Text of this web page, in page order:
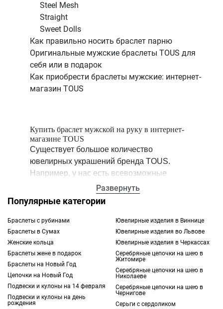
Steel Mesh
Straight
Sweet Dolls
Как правильно носить браслет парню
Оригинальные мужские браслеты TOUS для
себя или в подарок
Как приобрести браслеты мужские: интернет-
магазин TOUS
Купить браслет мужской на руку в интернет-
магазине TOUS
Существует большое количество
ювелирных украшений бренда TOUS.
Например, у нас есть всевозможные
мужские браслеты, предназначенные для
изящные аксессуары, с помощью которых
вы сможете легко подчеркнуть свою
индивидуальность, а также дополнить или
завершить образ.
Если вы планируете купить мужской
браслет на руку, подбирайте подходящее
украшение в нашем интернет-магазине.
Используйте фильтры поиска, чтобы
Развернуть
Популярные категории
Браслеты с рубинами
Браслеты в Сумах
Женские кольца
Браслеты жене в подарок
Браслеты на Новый Год
Цепочки на Новый Год
Подвески и кулоны на 14 февраля
Подвески и кулоны на день
рождения
Ювелирные изделия в Виннице
Ювелирные изделия во Львове
Ювелирные изделия в Черкассах
Серебряные цепочки на шею в
Житомире
Серебряные цепочки на шею в
Николаеве
Серебряные цепочки на шею в
Чернигове
Серьги с сердоликом